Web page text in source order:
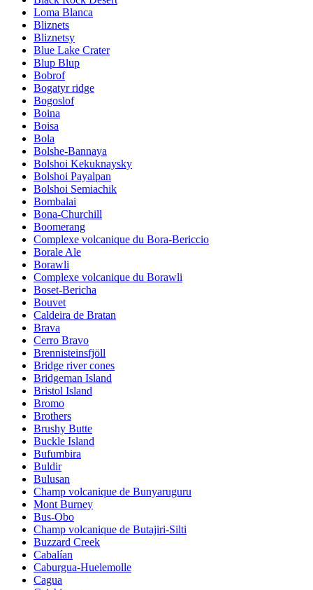
Loma Blanca
Bliznets
Bliznetsy
Blue Lake Crater
Blup Blup
Bobrof
Bogatyr ridge
Bogoslof
Boina
Boisa
Bola
Bolshe-Bannaya
Bolshoi Kekuknaysky
Bolshoi Payalpan
Bolshoi Semiachik
Bombalai
Bona-Churchill
Boomerang
Complexe volcanique du Bora-Bericcio
Borale Ale
Borawli
Complexe volcanique du Borawli
Boset-Bericha
Bouvet
Caldeira de Bratan
Brava
Cerro Bravo
Brennisteinsfjöll
Bridge river cones
Bridgeman Island
Bristol Island
Bromo
Brothers
Brushy Butte
Buckle Island
Bufumbira
Buldir
Bulusan
Champ volcanique de Bunyaruguru
Mont Burney
Bus-Obo
Champ volcanique de Butajiri-Silti
Buzzard Creek
Cabalían
Caburgua-Huelemolle
Cagua